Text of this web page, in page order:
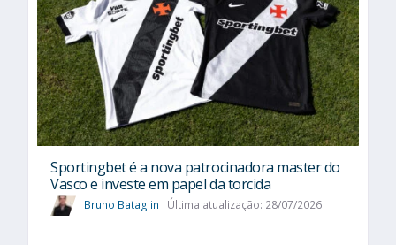
Sportingbet é a nova patrocinadora master do
Vasco e investe em papel da torcida
Bruno Bataglin Última atualização: 28/07/2026